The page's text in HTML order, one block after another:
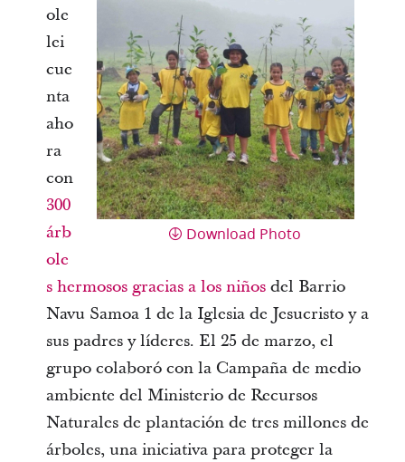
Download Photo
ole
lei
cue
nta
aho
ra
con
300
árb
ole
s hermosos gracias a los niñosdel Barrio
Navu Samoa 1 de la Iglesia de Jesucristo y a
sus padres y líderes. El 25 de marzo, el
grupo colaboró con la Campaña de medio
ambiente del Ministerio de Recursos
Naturales de plantación de tres millones de
árboles, una iniciativa para proteger la